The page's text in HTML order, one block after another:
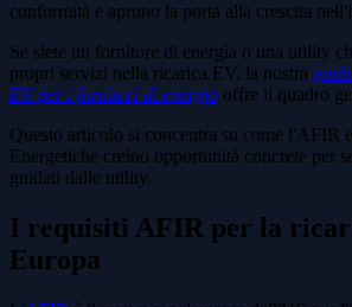
conformità e aprono la porta alla crescita
Se siete un fornitore di energia o una utility
propri servizi nella ricarica EV, la nostra
EV per i fornitori di energia offre il quadro
Questo articolo si concentra su come l'AFIR
Energetiche creino opportunità concrete per
guidati dalle utility.
I requisiti AFIR per la
Europa